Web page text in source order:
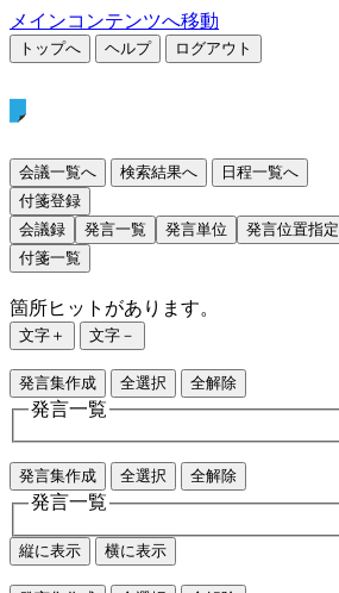
メインコンテンツへ移動
トップへ ヘルプ ログアウト
会議一覧へ 検索結果へ
日程一覧へ
付箋登録
会議録
発言一覧 発言単位 発言位置指定
付箋一覧
箇所ヒットがあります。
文字＋ 文字－
発言集作成 全選択 全解除
発言一覧
発言集作成 全選択 全解除
発言一覧
縦に表示 横に表示